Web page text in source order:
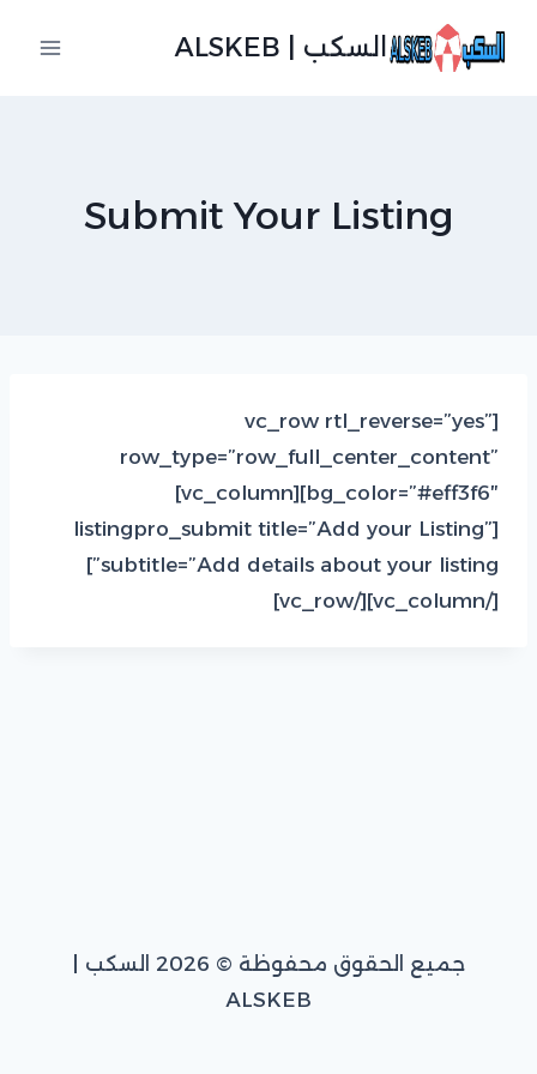
السكب | ALSKEB
Submit Your Listing
[vc_row rtl_reverse=”yes”
row_type=”row_full_center_content”
bg_color=”#eff3f6″][vc_column]
[listingpro_submit title=”Add your Listing”
subtitle=”Add details about your listing”]
[/vc_column][/vc_row]
جميع الحقوق محفوظة © 2026 السكب |
ALSKEB